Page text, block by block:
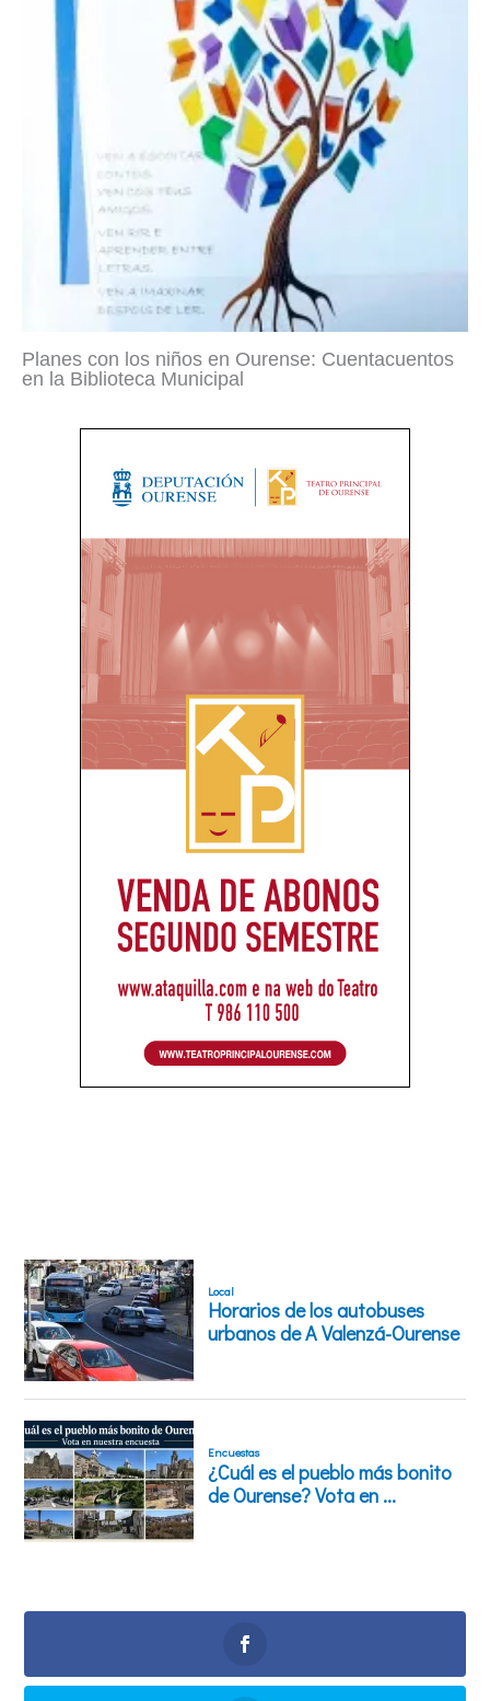
Planes con los niños en Ourense: Cuentacuentos
en la Biblioteca Municipal